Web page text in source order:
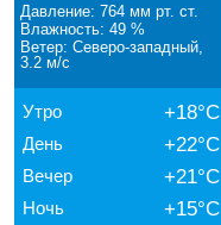
Давление: 764 мм рт. ст.
Влажность: 49 %
Ветер: Северо-западный,
3.2 м/с
Утро +18°C
День +22°C
Вечер +21°C
Ночь +15°C